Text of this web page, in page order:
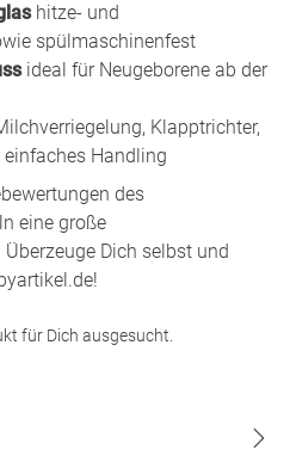
hitze- und
spülmaschinenfest
ideal für Neugeborene ab der
Klapptrichter,
Handling
des
eine große
Dich selbst und
für Dich ausgesucht.